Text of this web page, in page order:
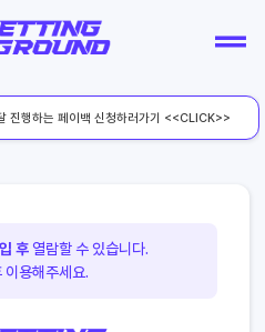
진행하는 페이백 신청하러가기 <<CLICK>>
후열람할 수 있습니다.
이용해주세요.